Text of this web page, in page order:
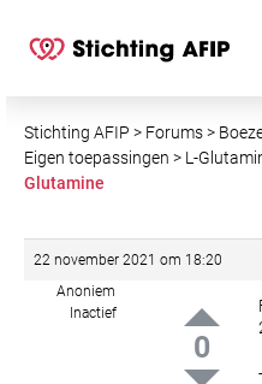
Stichting AFIP > Forums>
Eigen toepassingen > L-
Glutamine
22 november 2021 om 18:20
Anoniem
Inactief
0